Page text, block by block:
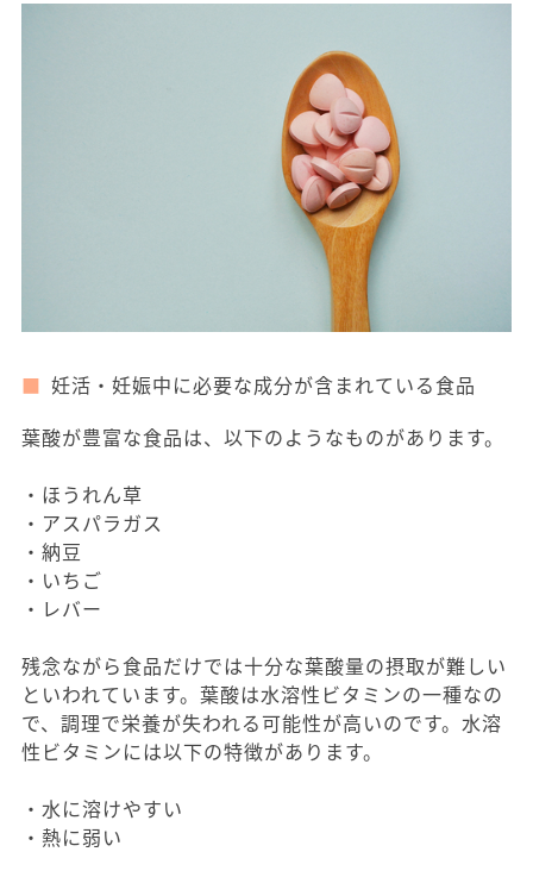
妊活・妊娠中に必要な成分が含まれている食品
葉酸が豊富な食品は、以下のようなものがあります。
・ほうれん草
・アスパラガス
・納豆
・いちご
・レバー
残念ながら食品だけでは十分な葉酸量の摂取が難しい
といわれています。葉酸は水溶性ビタミンの一種なの
で、調理で栄養が失われる可能性が高いのです。水溶
性ビタミンには以下の特徴があります。
・水に溶けやすい
・熱に弱い